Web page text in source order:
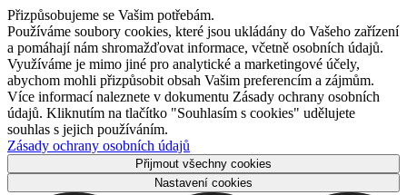
Přizpůsobujeme se Vašim potřebám.
Používáme soubory cookies, které jsou ukládány do Vašeho zařízení
a pomáhají nám shromažďovat informace, včetně osobních údajů.
Využíváme je mimo jiné pro analytické a marketingové účely,
abychom mohli přizpůsobit obsah Vašim preferencím a zájmům.
Více informací naleznete v dokumentu Zásady ochrany osobních
údajů. Kliknutím na tlačítko "Souhlasím s cookies" udělujete
souhlas s jejich používáním.
Zásady ochrany osobních údajů
Přijmout všechny cookies
Nastavení cookies